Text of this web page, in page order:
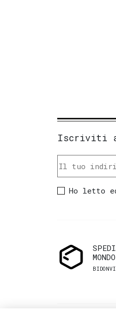
Iscriviti
Ho letto
MONDO